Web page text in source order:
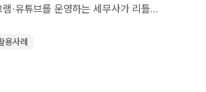
·유튜브를 운영하는 세무사가 리틀리
을 실제 사례로 알아보세요.
용사례